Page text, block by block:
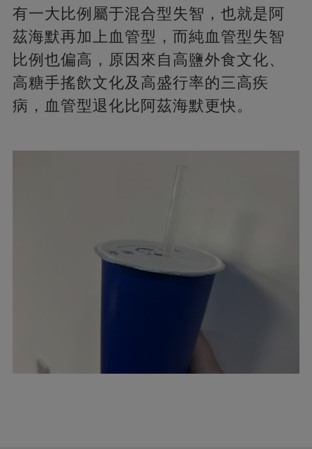
有一大比例屬于混合型失智，也就是阿
茲海默再加上血管型，而純血管型失智
比例也偏高，原因來自高鹽外食文化、
高糖手搖飲文化及高盛行率的三高疾
病，血管型退化比阿茲海默更快。